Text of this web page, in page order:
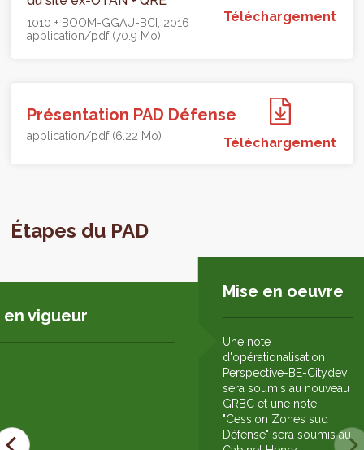
1010 + BOOM-GGAU-BCI
2016
application/pdf (70.9 Mo)
Téléchargement
Présentation PAD Défense
application/pdf (6.22 Mo) Téléchargement
Étapes du PAD
vigueur
Mise en oeuvre
Une note
d'opérationalisation
Perspective-BE-Citydev
sera soumis au nouveau
GRBC et une note
"Cession Zones sud
Défense" sera soumis au